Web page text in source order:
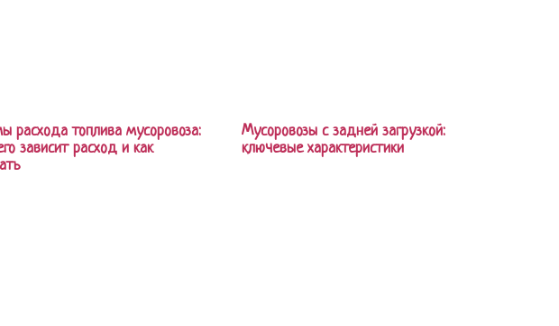
расхода топлива мусоровоза:
зависит расход и как
Мусоровозы с задней загрузкой:
ключевые характеристики